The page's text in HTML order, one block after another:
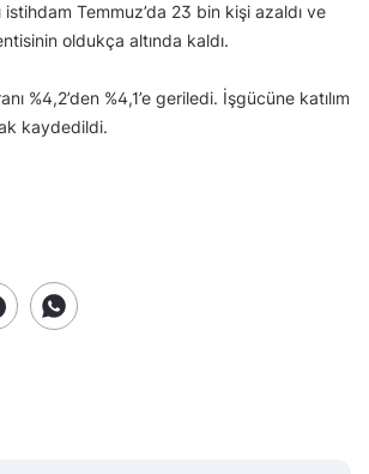
istihdam Temmuz’da 23 bin kişi azaldı ve
oldukça altında kaldı.
%4,2’den %4,1’e geriledi. İşgücüne katılım
kaydedildi.